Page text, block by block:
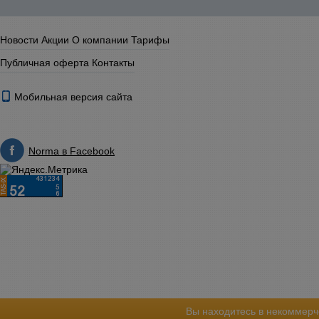
Новости Акции О компании Тарифы
Публичная оферта Контакты
Мобильная версия сайта
Norma в Facebook
Вы находитесь в